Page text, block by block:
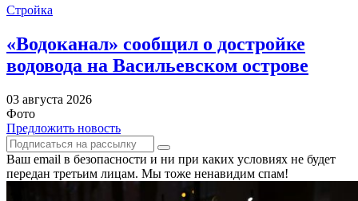
Стройка
«Водоканал» сообщил о достройке
водовода на Васильевском острове
03 августа 2026
Фото
Предложить новость
Ваш email в безопасности и ни при каких условиях не будет
передан третьим лицам. Мы тоже ненавидим спам!